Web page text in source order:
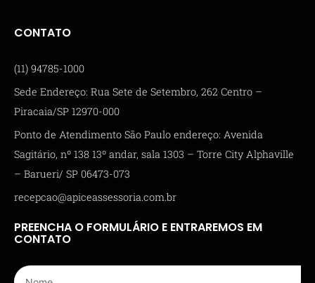
CONTATO
(11) 94785-1000
Sede Endereço: Rua Sete de Setembro, 262 Centro –
Piracaia/SP 12970-000
Ponto de Atendimento São Paulo endereço: Avenida
Sagitário, nº 138 13º andar, sala 1303 – Torre City Alphaville
– Barueri/ SP 06473-073
recepcao@apiceassessoria.com.br
PREENCHA O FORMULÁRIO E ENTRAREMOS EM
CONTATO